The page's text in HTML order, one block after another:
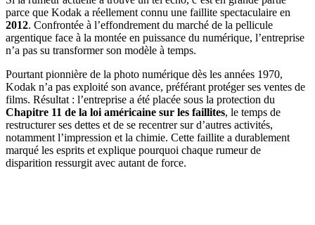
parce que Kodak a réellement connu une faillite spectaculaire en
2012. Confrontée à l’effondrement du marché de la pellicule
argentique face à la montée en puissance du numérique, l’entreprise
n’a pas su transformer son modèle à temps.
Pourtant pionnière de la photo numérique dès les années 1970,
Kodak n’a pas exploité son avance, préférant protéger ses ventes de
films. Résultat : l’entreprise a été placée sous la protection du
Chapitre 11 de la loi américaine sur les faillites, le temps de
restructurer ses dettes et de se recentrer sur d’autres activités,
notamment l’impression et la chimie. Cette faillite a durablement
marqué les esprits et explique pourquoi chaque rumeur de
disparition ressurgit avec autant de force.